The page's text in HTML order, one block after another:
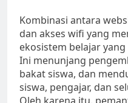
Kombinasi antara
dan akses wifi yang
ekosistem belajar
Ini menunjang
bakat siswa, dan
siswa, pengajar, dan